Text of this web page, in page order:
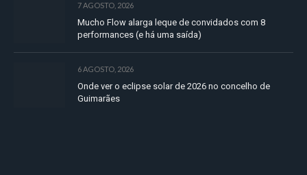
7 AGOSTO, 2026
Mucho Flow alarga leque de convidados com 8
performances (e há uma saída)
6 AGOSTO, 2026
Onde ver o eclipse solar de 2026 no concelho de
Guimarães